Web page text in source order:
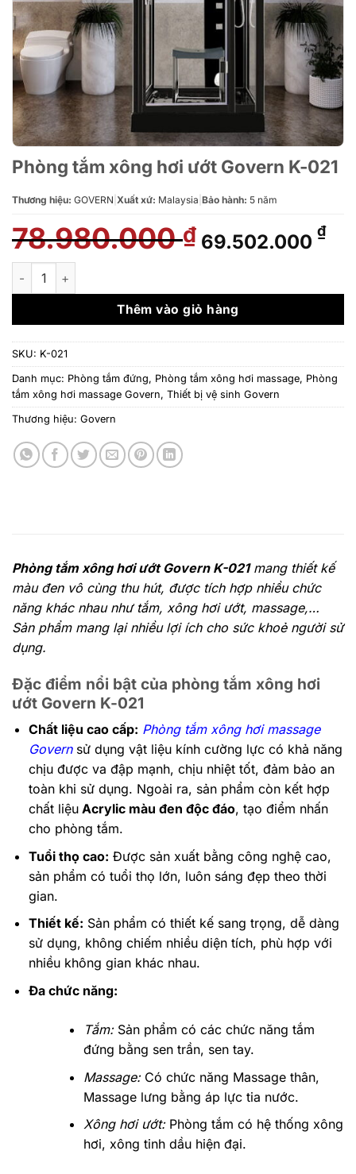
Phòng tắm xông hơi ướt Govern K-021
Thương hiệu: GOVERN Xuất xứ: Malaysia Bảo hành: 5 năm
78.980.000₫ Giá
gốc
78.980.000 ₫.
69.502.000 ₫Giá
là:
Phòng tắm xông hơi ướt Govern K-021 số lượng
Thêm vào giỏ hàng
SKU: K-021
Danh mục: Phòng tắm đứng, Phòng tắm xông hơi massage, Phòng
tắm xông hơi massage Govern, Thiết bị vệ sinh Govern
Thương hiệu: Govern
Phòng tắm xông hơi ướt Govern K-021mang thiết kế
màu đen vô cùng thu hút, được tích hợp nhiều chức
năng khác nhau như tắm, xông hơi ướt, massage,…
Sản phẩm mang lại nhiều lợi ích cho sức khoẻ người sử
dụng.
Đặc điểm nổi bật của phòng tắm xông hơi
ướt Govern K-021
Chất liệu cao cấp: Phòng tắm xông hơi massage
Governsử dụng vật liệu kính cường lực có khả năng
chịu được va đập mạnh, chịu nhiệt tốt, đảm bảo an
toàn khi sử dụng. Ngoài ra, sản phẩm còn kết hợp
chất liệuAcrylic màu đen độc đáo, tạo điểm nhấn
cho phòng tắm.
Tuổi thọ cao: Được sản xuất bằng công nghệ cao,
sản phẩm có tuổi thọ lớn, luôn sáng đẹp theo thời
gian.
Thiết kế: Sản phẩm có thiết kế sang trọng, dễ dàng
sử dụng, không chiếm nhiều diện tích, phù hợp với
nhiều không gian khác nhau.
Đa chức năng:
Tắm:Sản phẩm có các chức năng tắm
đứng bằng sen trần, sen tay.
Massage:Có chức năng Massage thân,
Massage lưng bằng áp lực tia nước.
Xông hơi ướt: Phòng tắm có hệ thống xông
hơi, xông tinh dầu hiện đại.